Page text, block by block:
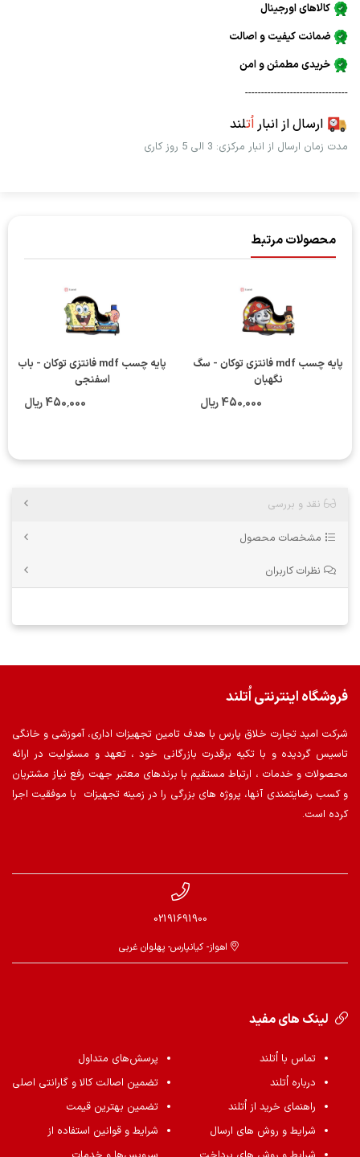
کالاهای اورجینال
ضمانت کیفیت و اصالت
خریدی مطمئن و امن
--------------------------------
ارسال از انباراُتلند
مدت زمان ارسال از انبار مرکزی: 3 الی 5 روز کاری
محصولات مرتبط
پایه چسب mdf فانتزی توکان - سگ
نگهبان
450٬000 ریال
پایه چسب mdf فانتزی توکان - باب
اسفنجی
450٬000 ریال
نقد و بررسی
مشخصات محصول
نظرات کاربران
فروشگاه اینترنتی اُتلند
شرکت امید تجارت خلاق پارس با هدف تامین تجهیزات اداری، آموزشی و خانگی
تاسیس گردیده و با تکیه برقدرت بازرگانی خود ، تعهد و مسئولیت در ارائه
محصولات و خدمات ، ارتباط مستقیم با برندهای معتبر جهت رفع نیاز مشتریان
و کسب رضایتمندی آنها، پروژه های بزرگی را در زمینه تجهیزات با موفقیت اجرا
کرده است.
02191691900
اهواز- کیانپارس- پهلوان غربی
لینک های مفید
تماس با اُتلند
درباره اُتلند
راهنمای خرید از اُتلند
شرایط و روش های ارسال
پرسش‌های متداول
تضمین اصالت کالا و گارانتی اصلی
تضمین بهترین قیمت
شرایط و قوانین استفاده از